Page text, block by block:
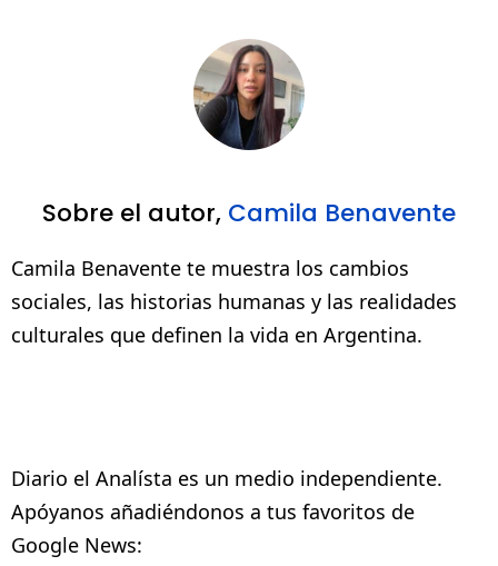
Sobre el autor, Camila Benavente
Camila Benavente te muestra los cambios
sociales, las historias humanas y las realidades
culturales que definen la vida en Argentina.
Diario el Analísta es un medio independiente.
Apóyanos añadiéndonos a tus favoritos de
Google News: